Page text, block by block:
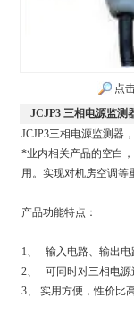
点
JCJP3 三相电源监测
JCJP3三相电源监测器
*业内相关产品的空白
用。实现对机房空调等
产品功能特点：
1、 输入电路、输出电
2、 可同时对三相电源
3、 实用方便，性价比高